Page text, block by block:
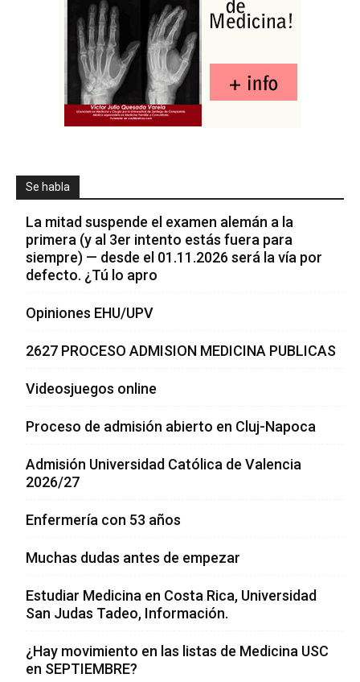
Se habla
La mitad suspende el examen alemán a la
primera (y al 3er intento estás fuera para
siempre) — desde el 01.11.2026 será la vía por
defecto. ¿Tú lo apro
Opiniones EHU/UPV
2627 PROCESO ADMISION MEDICINA PUBLICAS
Videosjuegos online
Proceso de admisión abierto en Cluj-Napoca
Admisión Universidad Católica de Valencia
2026/27
Enfermería con 53 años
Muchas dudas antes de empezar
Estudiar Medicina en Costa Rica, Universidad
San Judas Tadeo, Información.
¿Hay movimiento en las listas de Medicina USC
en SEPTIEMBRE?